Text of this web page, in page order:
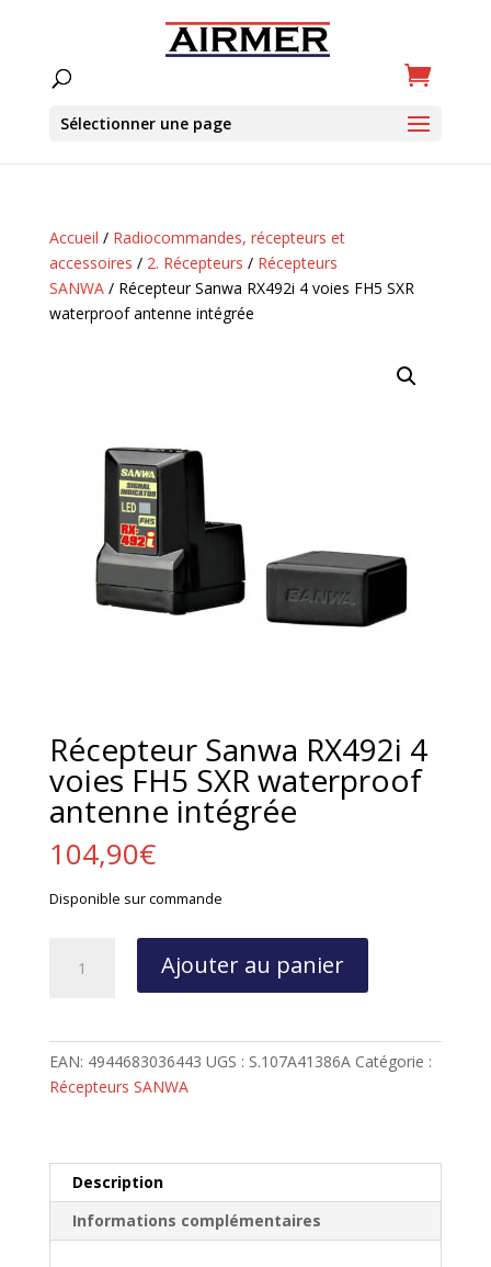
Sélectionner une page
Accueil / Radiocommandes, récepteurs et
accessoires / 2. Récepteurs / Récepteurs
SANWA/ Récepteur Sanwa RX492i 4 voies FH5 SXR
waterproof antenne intégrée
Récepteur Sanwa RX492i 4
voies FH5 SXR waterproof
antenne intégrée
104,90€
Disponible sur commande
voies
waterproof
antenne
intégrée
Ajouter au panier
EAN: 4944683036443 UGS : S.107A41386A Catégorie :
Récepteurs SANWA
Description
Informations complémentaires